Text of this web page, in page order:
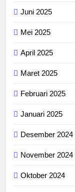
Juni 2025
Mei 2025
April 2025
Maret 2025
Februari 2025
Januari 2025
Desember 2024
November 2024
Oktober 2024